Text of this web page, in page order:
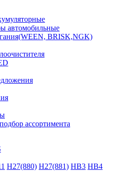
автомобильные
BRISK,NGK)
ассортимента
H27(880) H27(881) HB3 HB4